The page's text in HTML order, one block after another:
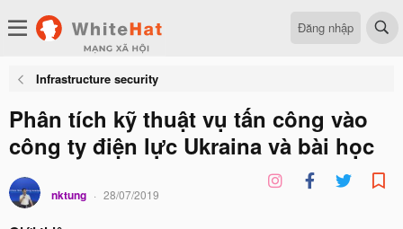
Đăng nhập
Infrastructure security
Phân tích kỹ thuật vụ tấn công vào
công ty điện lực Ukraina và bài học
nktung 28/07/2019